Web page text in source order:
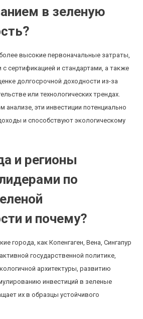
в зеленую
высокие первоначальные затраты,
сертификацией и стандартами, а также
долгосрочной доходности из-за
или технологических трендах.
анализе, эти инвестиции потенциально
и способствуют экологическому
и регионы
по
и почему?
города, как Копенгаген, Вена, Сингапур
государственной политике,
архитектуры, развитию
инвестиций в зеленые
их в образцы устойчивого